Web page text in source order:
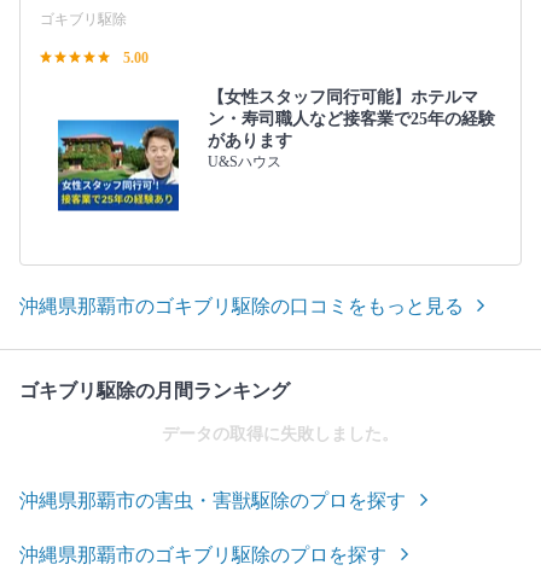
ゴキブリ駆除
5.00
【女性スタッフ同行可能】ホテルマ
ン・寿司職人など接客業で25年の経験
があります
U&Sハウス
沖縄県那覇市のゴキブリ駆除の口コミをもっと見る
ゴキブリ駆除の月間ランキング
データの取得に失敗しました。
沖縄県那覇市の害虫・害獣駆除のプロを探す
沖縄県那覇市のゴキブリ駆除のプロを探す